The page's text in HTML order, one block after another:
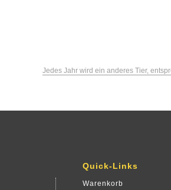
Jedes Jahr wird ein anderes Tier,
Quick-Links
Warenkorb